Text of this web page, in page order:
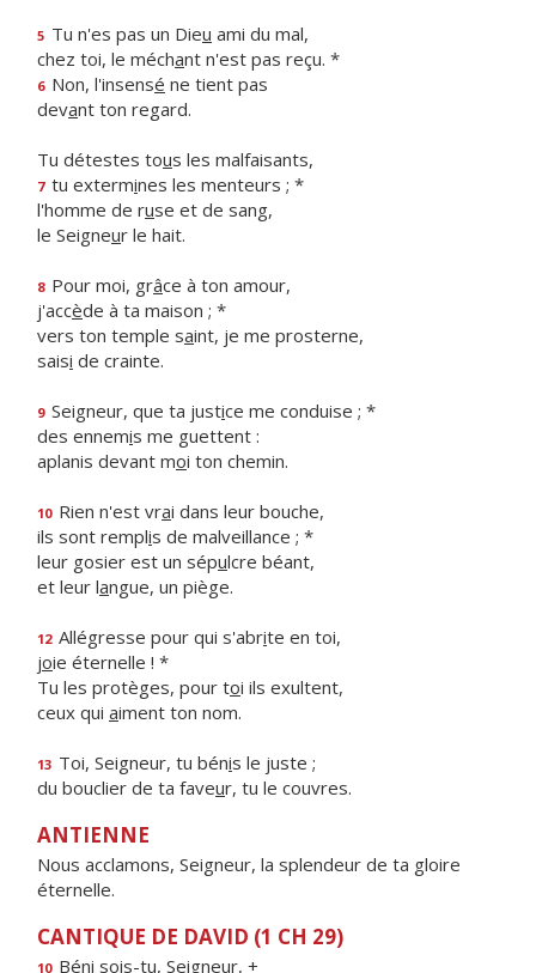
5 Tu n'es pas un Dieu ami du mal,
chez toi, le méchant n'est pas reçu. *
6 Non, l'insensé ne tient pas
devant ton regard.
Tu détestes tous les malfaisants,
7 tu extermines les menteurs ; *
l'homme de ruse et de sang,
le Seigneur le hait.
8 Pour moi, grâce à ton amour,
j'accède à ta maison ; *
vers ton temple saint, je me prosterne,
saisi de crainte.
9 Seigneur, que ta justice me conduise ; *
des ennemis me guettent :
aplanis devant moi ton chemin.
10 Rien n'est vrai dans leur bouche,
ils sont remplis de malveillance ; *
leur gosier est un sépulcre béant,
et leur langue, un piège.
12 Allégresse pour qui s'abrite en toi,
joie éternelle ! *
Tu les protèges, pour toi ils exultent,
ceux qui aiment ton nom.
13 Toi, Seigneur, tu bénis le juste ;
du bouclier de ta faveur, tu le couvres.
ANTIENNE
Nous acclamons, Seigneur, la splendeur de ta gloire
éternelle.
CANTIQUE DE DAVID (1 CH 29)
10 Béni sois-tu, Seigneur, +